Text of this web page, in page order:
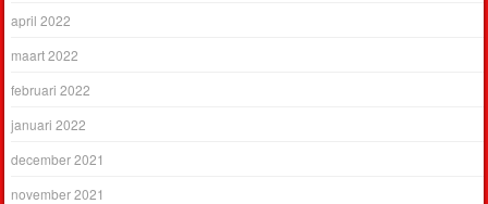
april 2022
maart 2022
februari 2022
januari 2022
december 2021
november 2021